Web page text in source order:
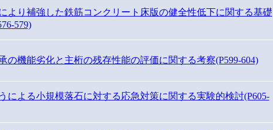
より補強した鉄筋コンクリート床版の健全性低下に関する基礎
579)
の機能劣化と主桁の残存性能の評価に関する考察(P599-604)
による小規模落石に対する応急対策に関する実験的検討(P605-